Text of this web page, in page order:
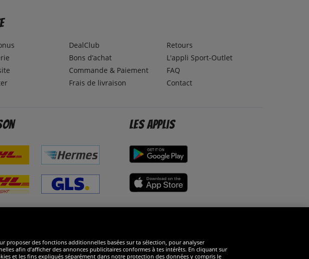
DealClub
Bons d’achat
Commande & Paiement
Frais de livraison
Retours
L'appli Sport-Outlet
FAQ
Contact
Les applis
proposer des fonctions additionnelles basées sur ta sélection, pour analyser
afin d’afficher des annonces publicitaires conformes à tes intérêts. En cliquant sur
et les fins expliqués séparément dans notre protection des données y compris le